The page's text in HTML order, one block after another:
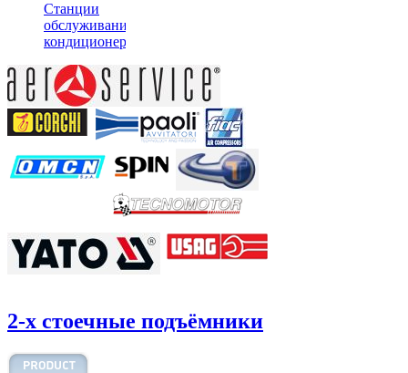
Станции
обслуживания
кондиционеров
2-х стоечные подъёмники